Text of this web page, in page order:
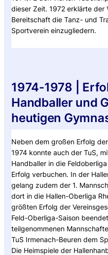
dieser Zeit. 1972 erklärte der
Bereitschaft die Tanz- und
Sportverein einzugliedern.
1974-1978 |
Handballer und
heutigen
Neben dem großen Erfolg
1974 konnte auch der TuS,
Handballer in die
Erfolg verbuchen. In der
gelang zudem der 1.
dort in die Hallen-Oberliga
größten Erfolg der
Feld-Oberliga-Saison
teilgenommenen
TuS Irmenach-Beuren dem
Die Heimspiele der